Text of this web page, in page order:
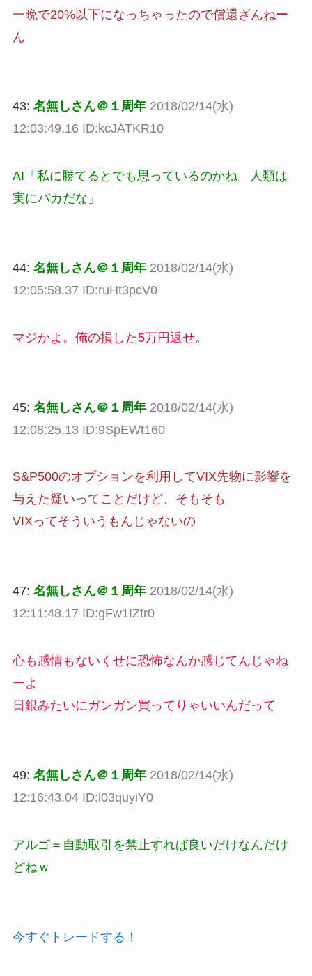
一晩で20%以下になっちゃったので償還ざんねー
ん
43: 名無しさん＠１周年 2018/02/14(水)
12:03:49.16 ID:kcJATKR10
AI「私に勝てるとでも思っているのかね 人類は
実にバカだな」
44: 名無しさん＠１周年 2018/02/14(水)
12:05:58.37 ID:ruHt3pcV0
マジかよ。俺の損した5万円返せ。
45: 名無しさん＠１周年 2018/02/14(水)
12:08:25.13 ID:9SpEWt160
S&P500のオプションを利用してVIX先物に影響を
与えた疑いってことだけど、そもそも
VIXってそういうもんじゃないの
47: 名無しさん＠１周年 2018/02/14(水)
12:11:48.17 ID:gFw1IZtr0
心も感情もないくせに恐怖なんか感じてんじゃね
ーよ
日銀みたいにガンガン買ってりゃいいんだって
49: 名無しさん＠１周年 2018/02/14(水)
12:16:43.04 ID:l03quyiY0
アルゴ＝自動取引を禁止すれば良いだけなんだけ
どねｗ
今すぐトレードする！